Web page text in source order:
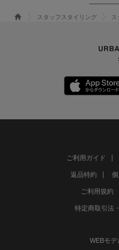
スタッフスタイリング
ご利用ガイド
返品特約
ご利用規約
特定商取引法
WEBモデ